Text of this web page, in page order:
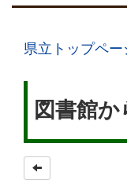
県立トップペー
図書館